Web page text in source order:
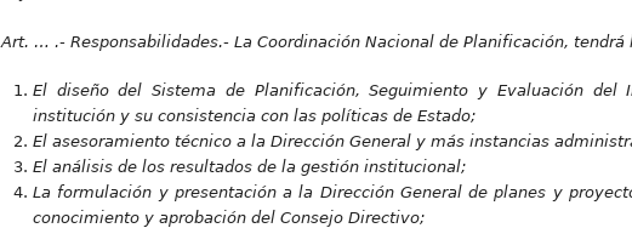
Art. … .- Responsabilidades.- L a Coordinación Nacional de Planificación,
El diseño del Sistema de Planificación, Seguimiento y Evaluación del
institución y su consistencia con las políticas de Estado;
El asesoramiento técnico a la Dirección General y más instancias
El análisis de los resultados de la gestión institucional;
La formulación y presentación a la Dirección General de planes y
conocimiento y aprobación del Consejo Directivo;